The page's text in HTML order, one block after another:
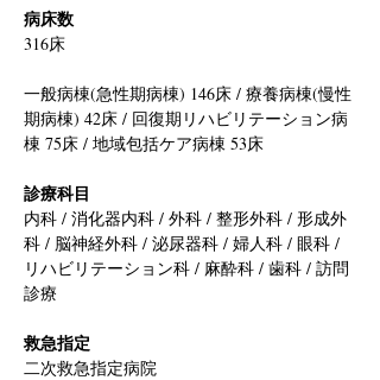
病床数
316床
一般病棟(急性期病棟) 146床 / 療養病棟(慢性
期病棟) 42床 / 回復期リハビリテーション病
棟 75床 / 地域包括ケア病棟 53床
診療科目
内科 / 消化器内科 / 外科 / 整形外科 / 形成外
科 / 脳神経外科 / 泌尿器科 / 婦人科 / 眼科 /
リハビリテーション科 / 麻酔科 / 歯科 / 訪問
診療
救急指定
二次救急指定病院